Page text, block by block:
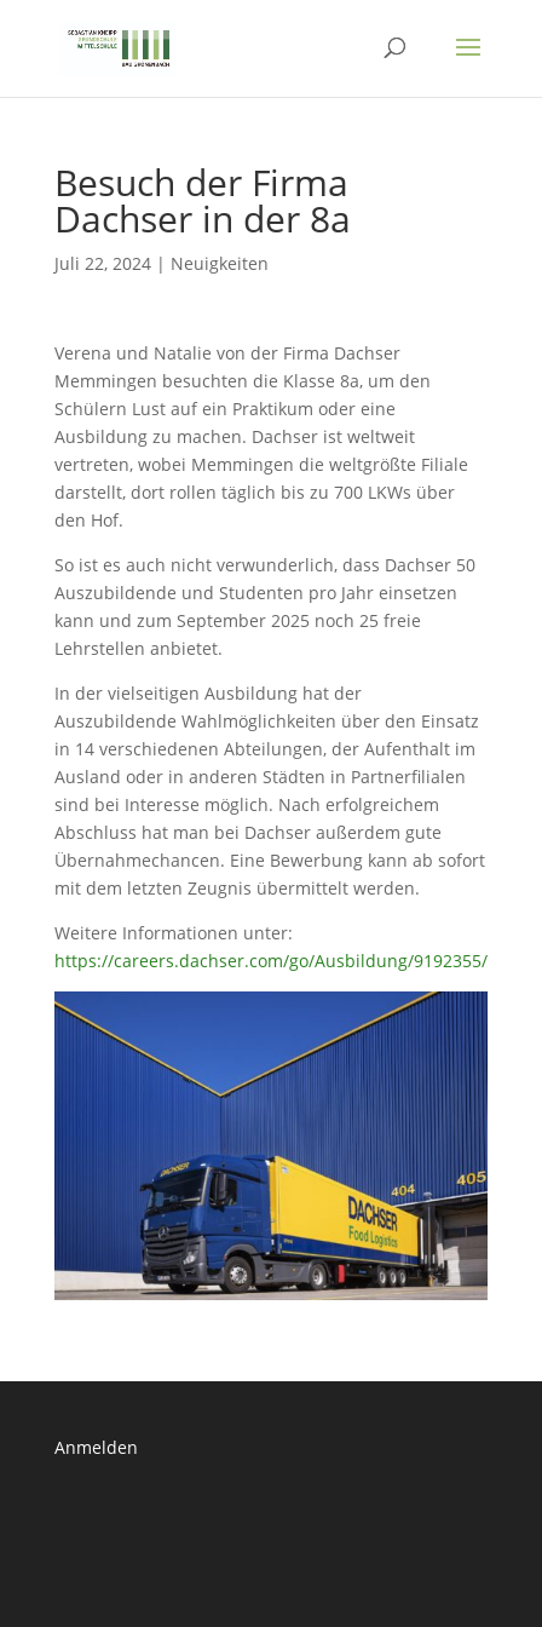
Besuch der Firma
Dachser in der 8a
Juli 22, 2024| Neuigkeiten
Verena und Natalie von der Firma Dachser
Memmingen besuchten die Klasse 8a, um den
Schülern Lust auf ein Praktikum oder eine
Ausbildung zu machen. Dachser ist weltweit
vertreten, wobei Memmingen die weltgrößte Filiale
darstellt, dort rollen täglich bis zu 700 LKWs über
den Hof.
So ist es auch nicht verwunderlich, dass Dachser 50
Auszubildende und Studenten pro Jahr einsetzen
kann und zum September 2025 noch 25 freie
Lehrstellen anbietet.
In der vielseitigen Ausbildung hat der
Auszubildende Wahlmöglichkeiten über den Einsatz
in 14 verschiedenen Abteilungen, der Aufenthalt im
Ausland oder in anderen Städten in Partnerfilialen
sind bei Interesse möglich. Nach erfolgreichem
Abschluss hat man bei Dachser außerdem gute
Übernahmechancen. Eine Bewerbung kann ab sofort
mit dem letzten Zeugnis übermittelt werden.
Weitere Informationen unter:
https://careers.dachser.com/go/Ausbildung/9192355/
Anmelden